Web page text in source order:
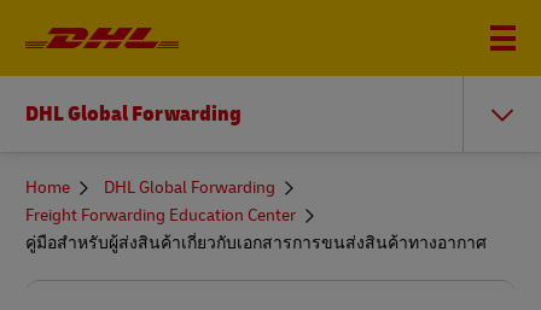
DHL Global Forwarding
You
here
Home
DHL Global Forwarding
Freight Forwarding Education Center
คู่มือสำหรับผู้ส่งสินค้าเกี่ยวกับเอกสารการขนส่งสินค้าทางอากาศ